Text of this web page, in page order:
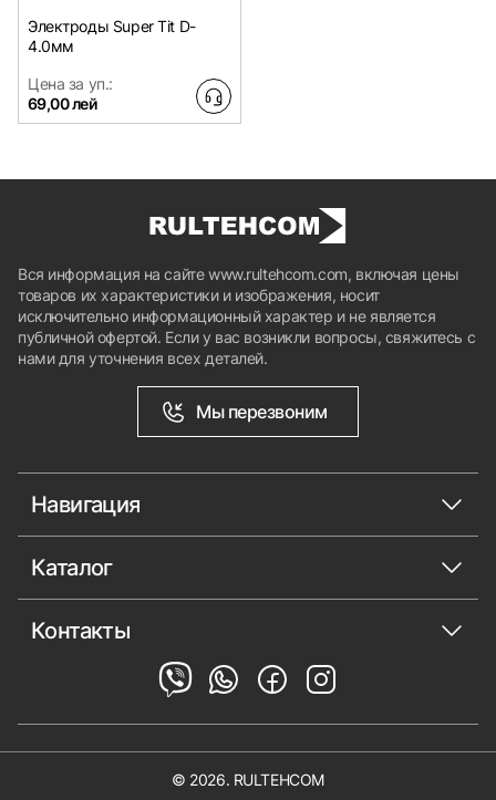
Электроды Super Tit D-
4.0мм
Цена за уп.:
69,00 лей
Вся информация на сайте www.rultehcom.com, включая цены
товаров их характеристики и изображения, носит
исключительно информационный характер и не является
публичной офертой. Если у вас возникли вопросы, свяжитесь с
нами для уточнения всех деталей.
Мы перезвоним
Навигация
Каталог
Контакты
© 2026. RULTEHCOM